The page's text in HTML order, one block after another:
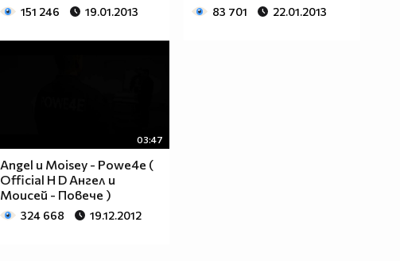
151 246 19.01.2013 83 701 22.01.2013
03:47
Angel и Moisey - Powe4e (
Official H D Ангел и
Моисей - Повече )
324 668 19.12.2012